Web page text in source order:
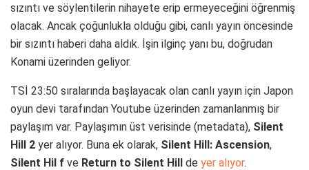
sızıntı ve söylentilerin nihayete erip ermeyeceğini öğrenmiş
olacak. Ancak çoğunlukla olduğu gibi, canlı yayın öncesinde
bir sızıntı haberi daha aldık. İşin ilginç yanı bu, doğrudan
Konami üzerinden geliyor.
TSİ 23:50 sıralarında başlayacak olan canlı yayın için Japon
oyun devi tarafından Youtube üzerinden zamanlanmış bir
paylaşım var. Paylaşımın üst verisinde (metadata), Silent
Hill 2 yer alıyor. Buna ek olarak, Silent Hill: Ascension,
Silent Hil f ve Return to Silent Hill de yer alıyor.